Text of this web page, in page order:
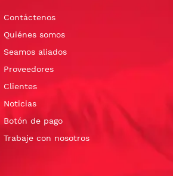
Contáctenos
Quiénes somos
Seamos aliados
Proveedores
Clientes
Noticias
Botón de pago
Trabaje con nosotros